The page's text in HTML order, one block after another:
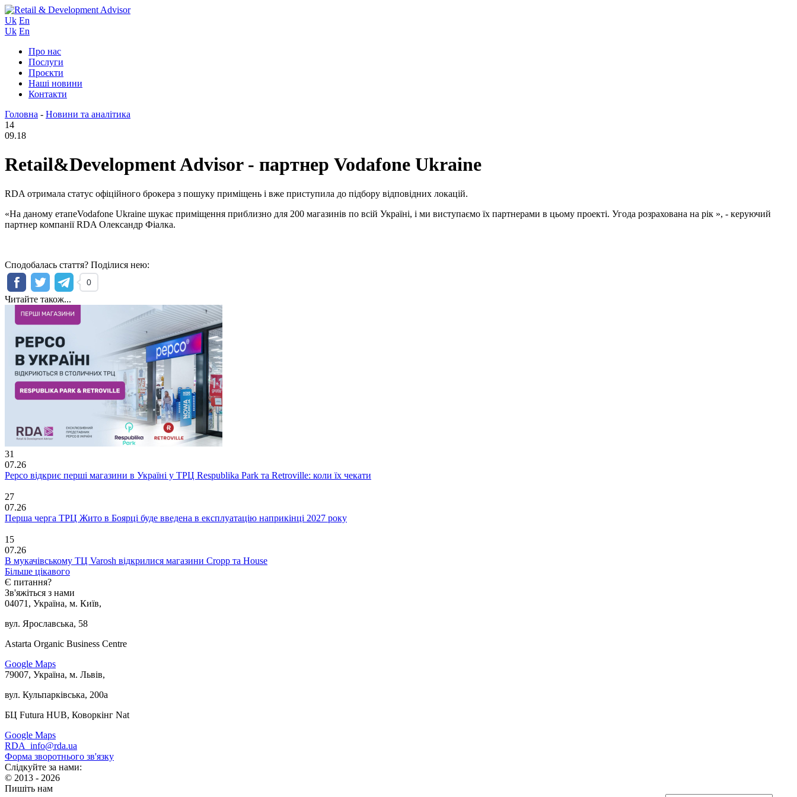
Uk En
Uk En
Про нас
Послуги
Проєкти
Наші новини
Контакти
Головна - Новини та аналітика
14
09.18
Retail&Development Advisor - партнер Vodafone Ukraine
RDA отримала статус офіційного брокера з пошуку приміщень і вже приступила до підбору відповідних локацій.
«На даному етапеVodafone Ukraine шукає приміщення приблизно для 200 магазинів по всій Україні, і ми виступаємо їх партнерами в цьому проекті. Угода розрахована на рік », - керуючий
партнер компанії RDA Олександр Фіалка.
Сподобалась стаття? Поділися нею:
0
Читайте також...
31
07.26
Pepco відкриє перші магазини в Україні у ТРЦ Respublika Park та Retroville: коли їх чекати
27
07.26
Перша черга ТРЦ Жито в Боярці буде введена в експлуатацію наприкінці 2027 року
15
07.26
В мукачівському ТЦ Varosh відкрилися магазини Cropp та House
Більше цікавого
Є питання?
Зв'яжіться з нами
04071, Україна, м. Київ,
вул. Ярославська, 58
Astarta Organic Business Centre
Google Maps
79007, Україна, м. Львів,
вул. Кульпарківська, 200а
БЦ Futura HUB, Коворкінг Nat
Google Maps
RDA_info@rda.ua
Форма зворотнього зв'язку
Слідкуйте за нами:
© 2013 - 2026
Пишіть нам